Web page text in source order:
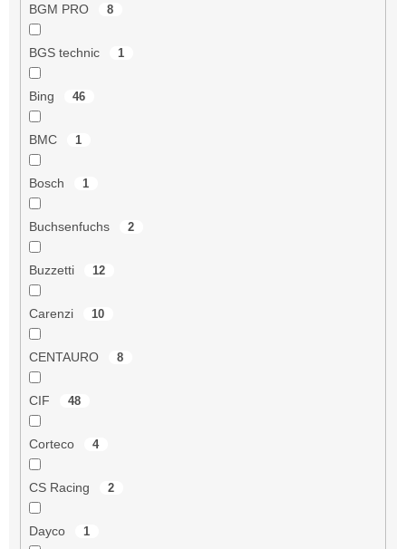
BGM PRO 8
BGS technic 1
Bing 46
BMC 1
Bosch 1
Buchsenfuchs 2
Buzzetti 12
Carenzi 10
CENTAURO 8
CIF 48
Corteco 4
CS Racing 2
Dayco 1